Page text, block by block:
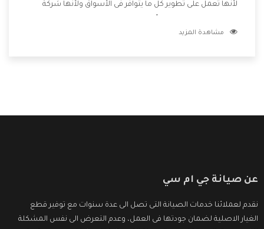
لأنها تعمل على تطوير كل ما يتوافر فى الأسواق ولأنها شركة
وتقدم للعملاء أقوى العروض والخصومات التى تسهل على
مشاهدة المزيد
عن صيانة جي ام سي
نقدم لعملائنا خدمات الصيانة التى تصل الى عدة سنوات مع توفير قطع
الغيار الاصلية لضمان جودتها فى العمل، وعدم التعرض الى نفس المشكلة